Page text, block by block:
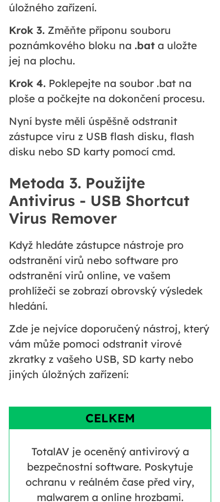
úložného zařízení.
Krok 3.Změňte příponu souboru
poznámkového bloku na .bata uložte
jej na plochu.
Krok 4.Poklepejte na soubor .bat na
ploše a počkejte na dokončení procesu.
Nyní byste měli úspěšně odstranit
zástupce viru z USB flash disku, flash
disku nebo SD karty pomocí cmd.
Metoda 3. Použijte
Antivirus - USB Shortcut
Virus Remover
Když hledáte zástupce nástroje pro
odstranění virů nebo software pro
odstranění virů online, ve vašem
prohlížeči se zobrazí obrovský výsledek
hledání.
Zde je nejvíce doporučený nástroj, který
vám může pomoci odstranit virové
zkratky z vašeho USB, SD karty nebo
jiných úložných zařízení:
CELKEM
TotalAV je oceněný antivirový a
bezpečnostní software. Poskytuje
ochranu v reálném čase před viry,
malwarem a online hrozbami.